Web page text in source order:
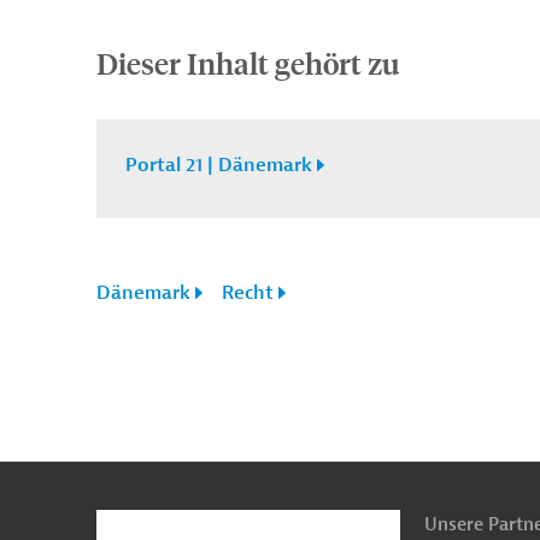
Dieser Inhalt gehört zu
Portal 21 | Dänemark
Dänemark Recht
Unsere